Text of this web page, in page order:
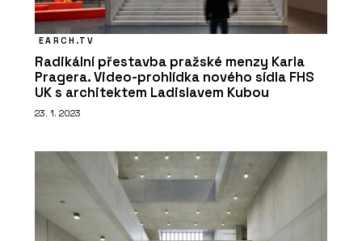
EARCH.TV
Radikální přestavba pražské menzy Karla
Pragera. Video-prohlídka nového sídla FHS
UK s architektem Ladislavem Kubou
23. 1. 2023